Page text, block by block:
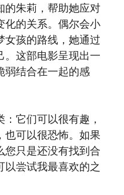
的朱莉，帮助她应对
化的关系。偶尔会小
女孩的路线，她通过
。这部电影呈现出一
弱结合在一起的感
它们可以很有趣，
也可以很恐怖。如果
您只是还没有找到合
尝试我最喜欢的之